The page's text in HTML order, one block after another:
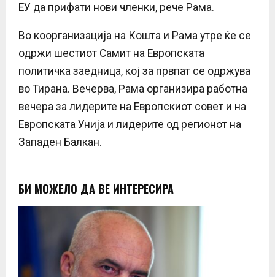
ЕУ да прифати нови членки, рече Рама.
Во коорганизација на Кошта и Рама утре ќе се
одржи шестиот Самит на Европската
политичка заедница, кој за првпат се одржува
во Тирана. Вечерва, Рама организира работна
вечера за лидерите на Европскиот совет и на
Европската Унија и лидерите од регионот на
Западен Балкан.
БИ МОЖЕЛО ДА ВЕ ИНТЕРЕСИРА